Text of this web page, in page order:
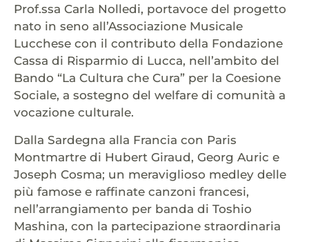
Prof.ssa Carla Nolledi, portavoce del progetto
nato in seno all’Associazione Musicale
Lucchese con il contributo della Fondazione
Cassa di Risparmio di Lucca, nell’ambito del
Bando “La Cultura che Cura” per la Coesione
Sociale, a sostegno del welfare di comunità a
vocazione culturale.
Dalla Sardegna alla Francia con Paris
Montmartre di Hubert Giraud, Georg Auric e
Joseph Cosma; un meraviglioso medley delle
più famose e raffinate canzoni francesi,
nell’arrangiamento per banda di Toshio
Mashina, con la partecipazione straordinaria